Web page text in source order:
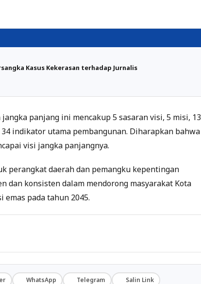
Kasus Kekerasan terhadap Jurnalis
panjang ini mencakup 5 sasaran visi, 5 misi, 13
indikator utama pembangunan. Diharapkan bahwa
visi jangka panjangnya.
perangkat daerah dan pemangku kepentingan
dan konsisten dalam mendorong masyarakat Kota
emas pada tahun 2045.
WhatsApp Telegram Salin Link